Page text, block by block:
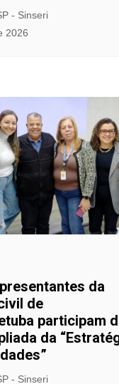
- Sinseri
2026
da
de
participam
da
- Sinseri